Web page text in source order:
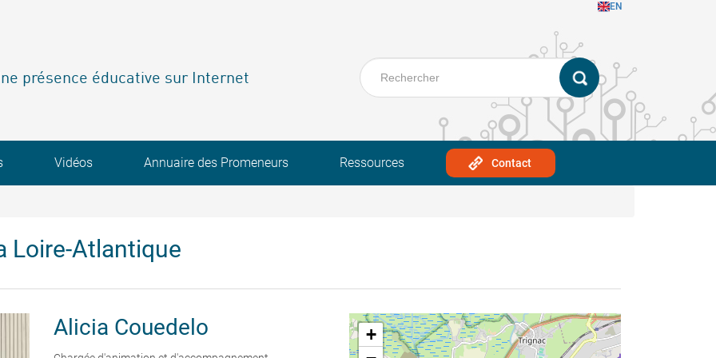
EN
présence éducative sur Internet
Vidéos Annuaire des Promeneurs Ressources Contact
Loire-Atlantique
Alicia Couedelo
+